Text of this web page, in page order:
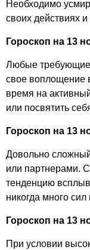
Необходимо
своих действиях и
Гороскоп на 13
Любые требующие
свое воплощение
время на
или посвятить
Гороскоп на 13
Довольно
или партнерами.
тенденцию
никогда много
Гороскоп на 13
При условии